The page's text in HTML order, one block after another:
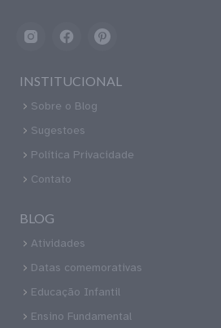
INSTITUCIONAL
Sobre o Blog
Sugestoes
Política Privacidade
Contato
BLOG
Atividades
Datas comemorativas
Educação Infantil
Ensino Fundamental